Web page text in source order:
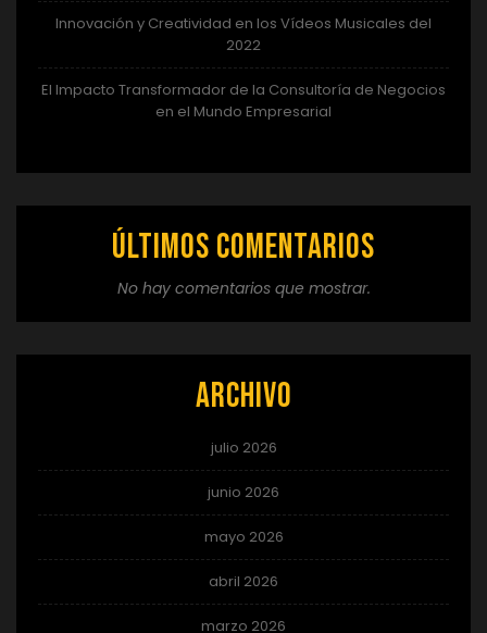
Innovación y Creatividad en los Vídeos Musicales del
2022
El Impacto Transformador de la Consultoría de Negocios
en el Mundo Empresarial
Últimos comentarios
No hay comentarios que mostrar.
Archivo
julio 2026
junio 2026
mayo 2026
abril 2026
marzo 2026